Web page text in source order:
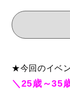
★今回のイベ
＼25歳～35